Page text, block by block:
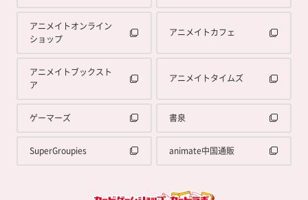
アニメイトオンライン
ショップ
アニメイトカフェ
アニメイトブックスト
ア
アニメイトタイムズ
ゲーマーズ 書泉
SuperGroupies animate中国通販